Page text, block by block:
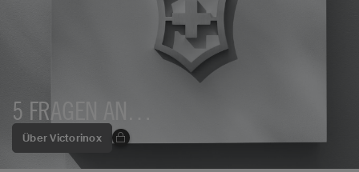
Über Victorinox
5 FRAGEN AN…